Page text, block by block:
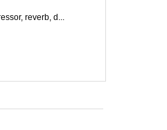
reverb, d...